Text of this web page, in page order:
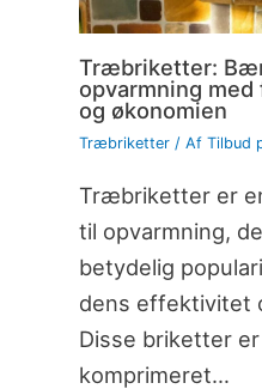
Træbriketter:
opvarmning
og økonomien
Træbriketter/ Af Tilbud
Træbriketter er
til opvarmning,
betydelig
dens effektivitet
Disse briketter
komprimeret…